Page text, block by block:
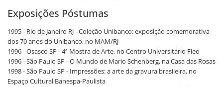
Exposições Póstumas
1995 - Rio de Janeiro RJ - Coleção Unibanco: exposição comemorativa
dos 70 anos do Unibanco, no MAM/RJ
1996 - Osasco SP - 4ª Mostra de Arte, no Centro Universitário Fieo
1996 - São Paulo SP - O Mundo de Mario Schenberg, na Casa das Rosas
1998 - São Paulo SP - Impressões: a arte da gravura brasileira, no
Espaço Cultural Banespa-Paulista